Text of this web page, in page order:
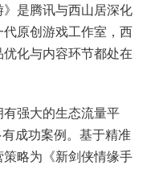
是腾讯与西山居深化
原创游戏工作室，西
化与内容环节都处在
强大的生态流量平
成功案例。基于精准
略为《新剑侠情缘手